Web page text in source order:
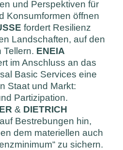
und Perspektiven für
Konsumformen öffnen
fordert Resilienz
Landschaften, auf den
Tellern. ENEIA
im Anschluss an das
Basic Services eine
Staat und Markt:
Partizipation.
& DIETRICH
Bestrebungen hin,
dem materiellen auch
zu sichern.